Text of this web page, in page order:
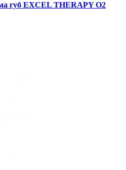
губ EXCEL THERAPY O2